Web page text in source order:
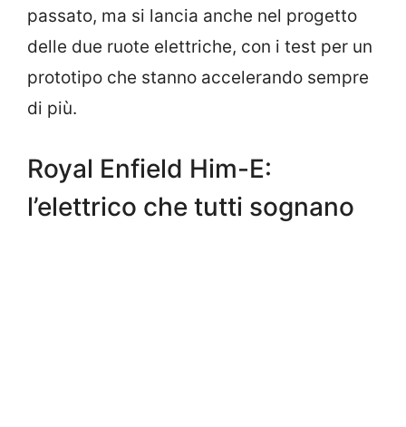
passato, ma si lancia anche nel progetto
delle due ruote elettriche, con i test per un
prototipo che stanno accelerando sempre
di più.
Royal Enfield Him-E:
l’elettrico che tutti sognano